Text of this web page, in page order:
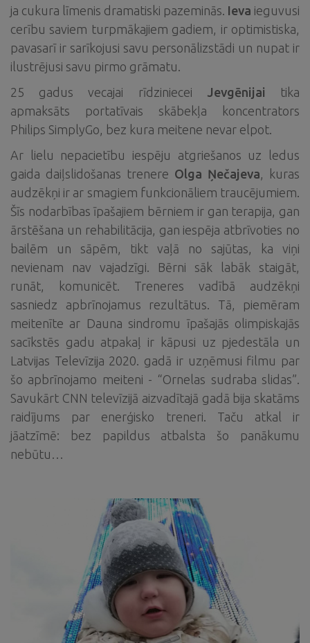
ja cukura līmenis dramatiski pazeminās. Ieva ieguvusi
cerību saviem turpmākajiem gadiem, ir optimistiska,
pavasarī ir sarīkojusi savu personālizstādi un nupat ir
ilustrējusi savu pirmo grāmatu.
25 gadus vecajai rīdziniecei Jevgēnijai tika
apmaksāts portatīvais skābekļa koncentrators
Philips SimplyGo, bez kura meitene nevar elpot.
Ar lielu nepacietību iespēju atgriešanos uz ledus
gaida daiļslidošanas trenere Olga Ņečajeva, kuras
audzēkņi ir ar smagiem funkcionāliem traucējumiem.
Šīs nodarbības īpašajiem bērniem ir gan terapija, gan
ārstēšana un rehabilitācija, gan iespēja atbrīvoties no
bailēm un sāpēm, tikt vaļā no sajūtas, ka viņi
nevienam nav vajadzīgi. Bērni sāk labāk staigāt,
runāt, komunicēt. Treneres vadībā audzēkņi
sasniedz apbrīnojamus rezultātus. Tā, piemēram
meitenīte ar Dauna sindromu īpašajās olimpiskajās
sacīkstēs gadu atpakaļ ir kāpusi uz pjedestāla un
Latvijas Televīzija 2020. gadā ir uzņēmusi filmu par
šo apbrīnojamo meiteni - “Ornelas sudraba slidas”.
Savukārt CNN televīzijā aizvadītajā gadā bija skatāms
raidījums par enerģisko treneri. Taču atkal ir
jāatzīmē: bez papildus atbalsta šo panākumu
nebūtu…